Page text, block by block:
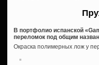
В портфолио испанской
переломок под общим
Окраска полимерных лож у